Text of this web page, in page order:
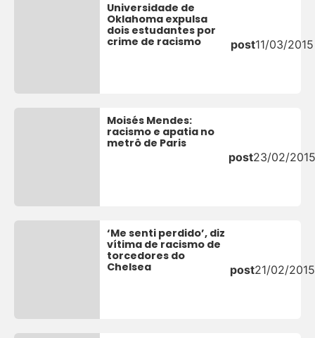
Universidade de
Oklahoma expulsa
dois estudantes por
crime de racismo
post11/03/2015
Moisés Mendes:
racismo e apatia no
metrô de Paris
post23/02/
‘Me senti perdido’, diz
vítima de racismo de
torcedores do
Chelsea
post21/02/2015